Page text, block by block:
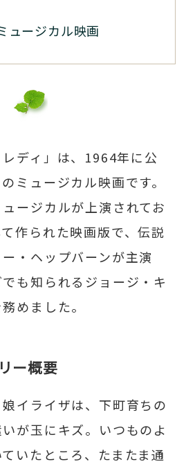
ュージカル映画
レディ」は、1964年に公
ミュージカル映画です。
ージカルが上演されてお
作られた映画版で、伝説
・ヘップバーンが主演
も知られるジョージ・キ
めました。
ー概要
イライザは、下町育ちの
が玉にキズ。いつものよ
いたところ、たまたま通